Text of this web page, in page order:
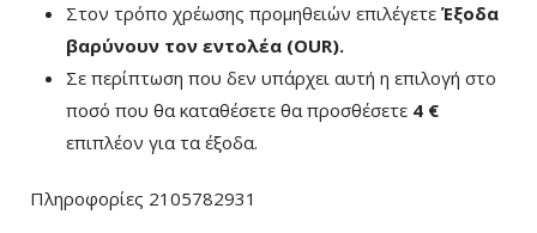
Στον τρόπο χρέωσης προμηθειών επιλέγετε Έξοδα
βαρύνουν τον εντολέα (ΟUR).
Σε περίπτωση που δεν υπάρχει αυτή η επιλογή στο
ποσό που θα καταθέσετε θα προσθέσετε 4 €
επιπλέον για τα έξοδα.
Πληροφορίες 2105782931